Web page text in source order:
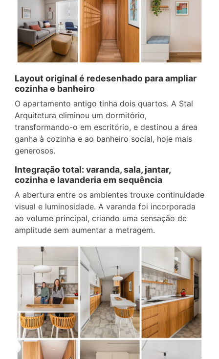
Layout original é redesenhado para ampliar
cozinha e banheiro
O apartamento antigo tinha dois quartos. A Stal
Arquitetura eliminou um dormitório,
transformando-o em escritório, e destinou a área
ganha à cozinha e ao banheiro social, hoje mais
generosos.
Integração total: varanda, sala, jantar,
cozinha e lavanderia em sequência
A abertura entre os ambientes trouxe continuidade
visual e luminosidade. A varanda foi incorporada
ao volume principal, criando uma sensação de
amplitude sem aumentar a metragem.